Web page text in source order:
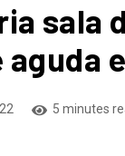
sala
5 minutes